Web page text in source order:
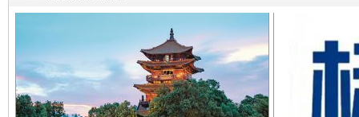
千年窑火 生生不息